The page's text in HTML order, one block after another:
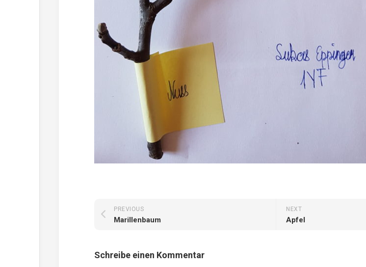
Weißdorn
Zirbe
Andere
NEXT
Apfel
PREVIOUS
Marillenbaum
Schreibe einen Kommentar